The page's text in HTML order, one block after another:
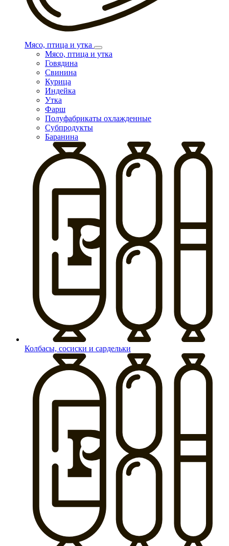
Мясо, птица и утка
Мясо, птица и утка
Говядина
Свинина
Курица
Индейка
Утка
Фарш
Полуфабрикаты охлажденные
Субпродукты
Баранина
Колбасы, сосиски и сардельки